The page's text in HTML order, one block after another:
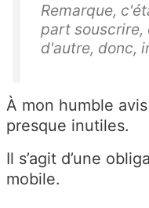
Remarque,
part souscrire,
d'autre, donc,
À mon humble
presque inutiles.
Il s’agit d’une
mobile.